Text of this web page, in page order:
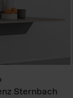
Sternbach